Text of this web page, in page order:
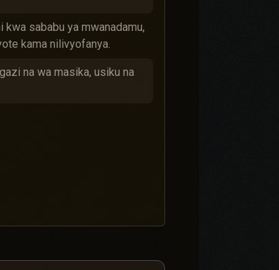
sababu ya mwanadamu,
kama nilivyofanya.
na wa masika, usiku na